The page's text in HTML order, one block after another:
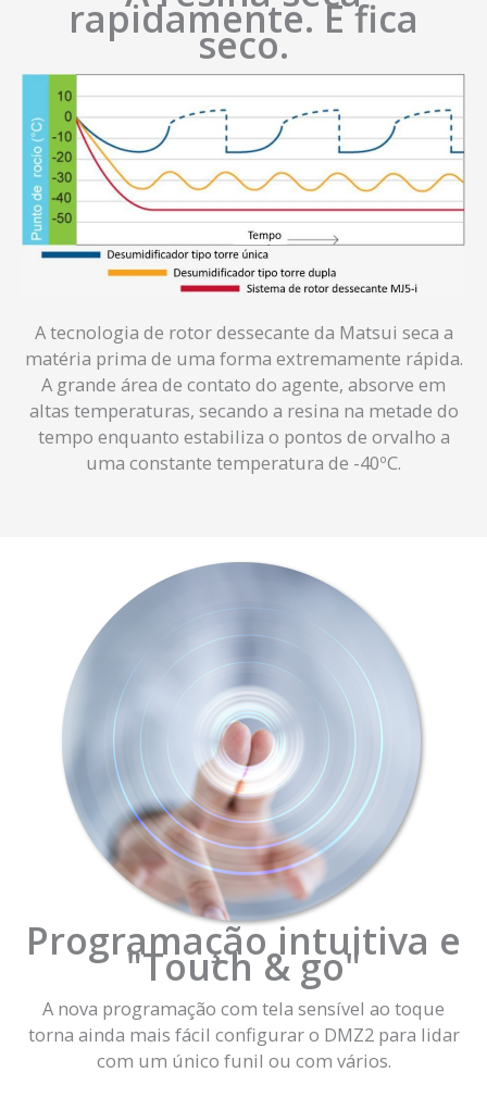
rapidamente. E fica
seco.
A tecnologia de rotor dessecante da Matsui seca a
matéria prima de uma forma extremamente rápida.
A grande área de contato do agente, absorve em
altas temperaturas, secando a resina na metade do
tempo enquanto estabiliza o pontos de orvalho a
uma constante temperatura de -40ºC.
Programação intuitiva e
"Touch & go"
A nova programação com tela sensível ao toque
torna ainda mais fácil configurar o DMZ2 para lidar
com um único funil ou com vários.